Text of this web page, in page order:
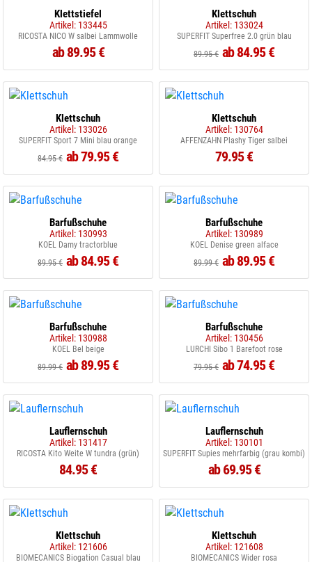
Klettstiefel
Artikel: 133445
RICOSTA NICO W salbei Lammwolle
ab 89.95 €
Klettschuh
Artikel: 133024
SUPERFIT Superfree 2.0 grün blau
89.95 € ab 84.95 €
Klettschuh
Artikel: 133026
SUPERFIT Sport 7 Mini blau orange
84.95 € ab 79.95 €
Klettschuh
Artikel: 130764
AFFENZAHN Plashy Tiger salbei
79.95 €
Barfußschuhe
Artikel: 130993
KOEL Damy tractorblue
89.95 € ab 84.95 €
Barfußschuhe
Artikel: 130989
KOEL Denise green alface
89.99 € ab 89.95 €
Barfußschuhe
Artikel: 130988
KOEL Bel beige
89.99 € ab 89.95 €
Barfußschuhe
Artikel: 130456
LURCHI Sibo 1 Barefoot rose
79.95 € ab 74.95 €
Lauflernschuh
Artikel: 131417
RICOSTA Kito Weite W tundra (grün)
84.95 €
Lauflernschuh
Artikel: 130101
SUPERFIT Supies mehrfarbig (grau kombi)
ab 69.95 €
Klettschuh
Artikel: 121606
BIOMECANICS Biogation Casual blau
Klettschuh
Artikel: 121608
BIOMECANICS Wider rosa